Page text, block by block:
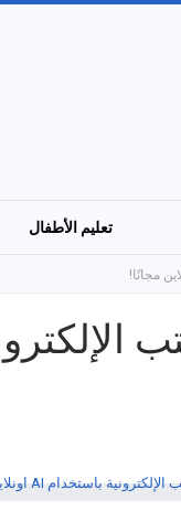
تعليم الأطفال